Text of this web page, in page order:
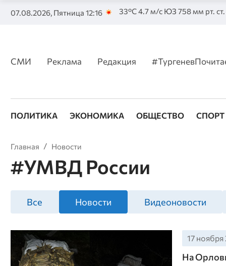
07.08.2026, Пятница 12:16 33°C 4.7 м/с ЮЗ 758 мм рт.
СМИ Реклама Редакция
ПОЛИТИКА ЭКОНОМИКА ОБЩЕСТВО СПОРТ
Главная Новости
#УМВД России
Все Новости Видеоновости
17
На